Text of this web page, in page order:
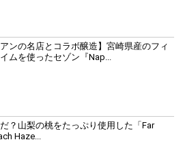
アンの名店とコラボ醸造】宮崎県産のフィ
ムを使ったセゾン『Nap...
？山梨の桃をたっぷり使用した「Far
Haze...